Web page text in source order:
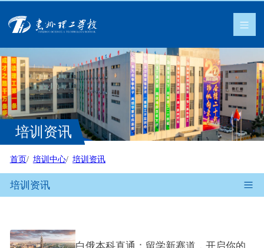
培训资讯
首页 培训中心 培训资讯
培训资讯